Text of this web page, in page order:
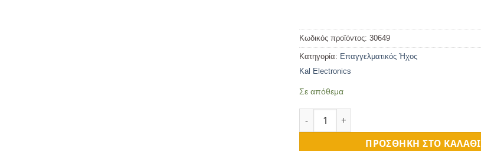
Κωδικός προϊόντος: 30649
Κατηγορία: Επαγγελματικός Ήχος
Kal Electronics
Σε απόθεμα
ΠΡΟΣΘΉΚΗ ΣΤΟ ΚΑΛΆΘΙ